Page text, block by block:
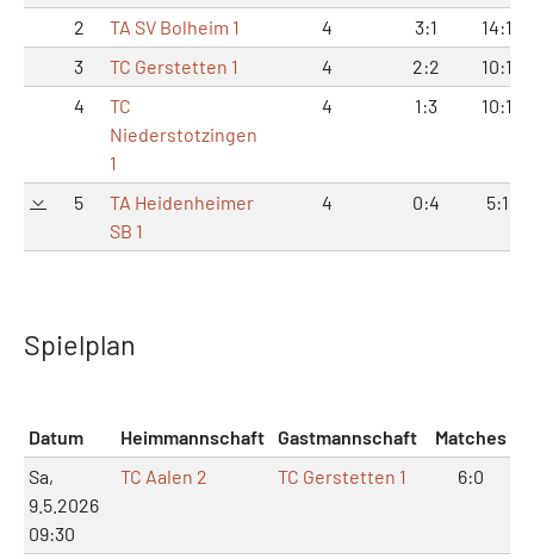
2
TA SV Bolheim 1 4 3:1
14:10
3
TC Gerstetten 1 4 2:2
10:14
4
TC
Niederstotzingen
1
4 1:3 10:14
5
TA Heidenheimer
SB 1
4 0:4 5:19
Spielplan
Datum Heimmannschaft Gastmannschaft Matches
Sa,
9.5.2026
09:30
TC Aalen 2 TC Gerstetten 1 6:0